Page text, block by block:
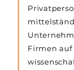
Firmen auf